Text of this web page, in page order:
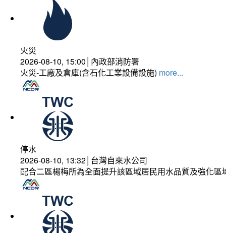
火災
2026-08-10, 15:00│內政部消防署
火災-工廠及倉庫(含石化工業設備設施) more...
停水
2026-08-10, 13:32│台灣自來水公司
配合二區楊梅所為全面提升該區域居民用水品質及強化